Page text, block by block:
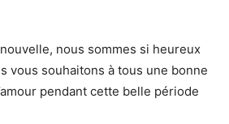
nous sommes si heureux
vous souhaitons à tous une bonne
pendant cette belle période